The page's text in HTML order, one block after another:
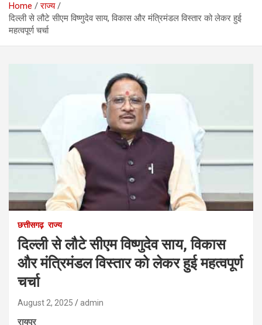
Home
राज्य
दिल्ली से लौटे सीएम विष्णुदेव साय, विकास और मंत्रिमंडल विस्तार को लेकर हुई
महत्वपूर्ण चर्चा
छत्तीसगढ़ राज्य
दिल्ली से लौटे सीएम विष्णुदेव साय, विकास
और मंत्रिमंडल विस्तार को लेकर हुई महत्वपूर्ण
चर्चा
August 2, 2025 admin
रायपुर